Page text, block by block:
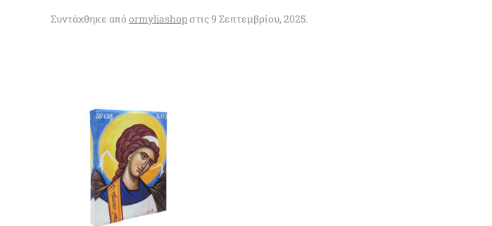
Συντάχθηκε από ormyliashopστις9 Σεπτεμβρίου, 2025.